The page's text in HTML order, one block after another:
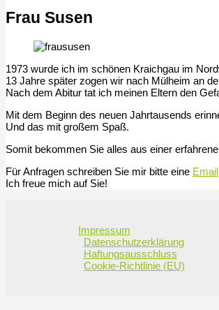
Frau Susen
1973 wurde ich im schönen Kraichgau im
13 Jahre später zogen wir nach Mülheim an
Nach dem Abitur tat ich meinen Eltern den
Mit dem Beginn des neuen Jahrtausends
Und das mit großem Spaß.
Somit bekommen Sie alles aus einer
Für Anfragen schreiben Sie mir bitte eine Email
Ich freue mich auf Sie!
Impressum
Datenschutzerklärung
Haftungsausschluss
Cookie-Richtlinie (EU)